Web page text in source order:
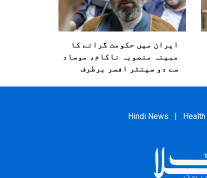
ایران میں حکومت گرانے کا
مبینہ منصوبہ ناکام، موساد
سے دو سینئر افسر برطرف
Hindi News | Health